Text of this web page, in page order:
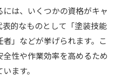
は、いくつかの資格がキャ
的なものとして「塗装技能
」などが挙げられます。こ
性や作業効率を高めるため
ます。